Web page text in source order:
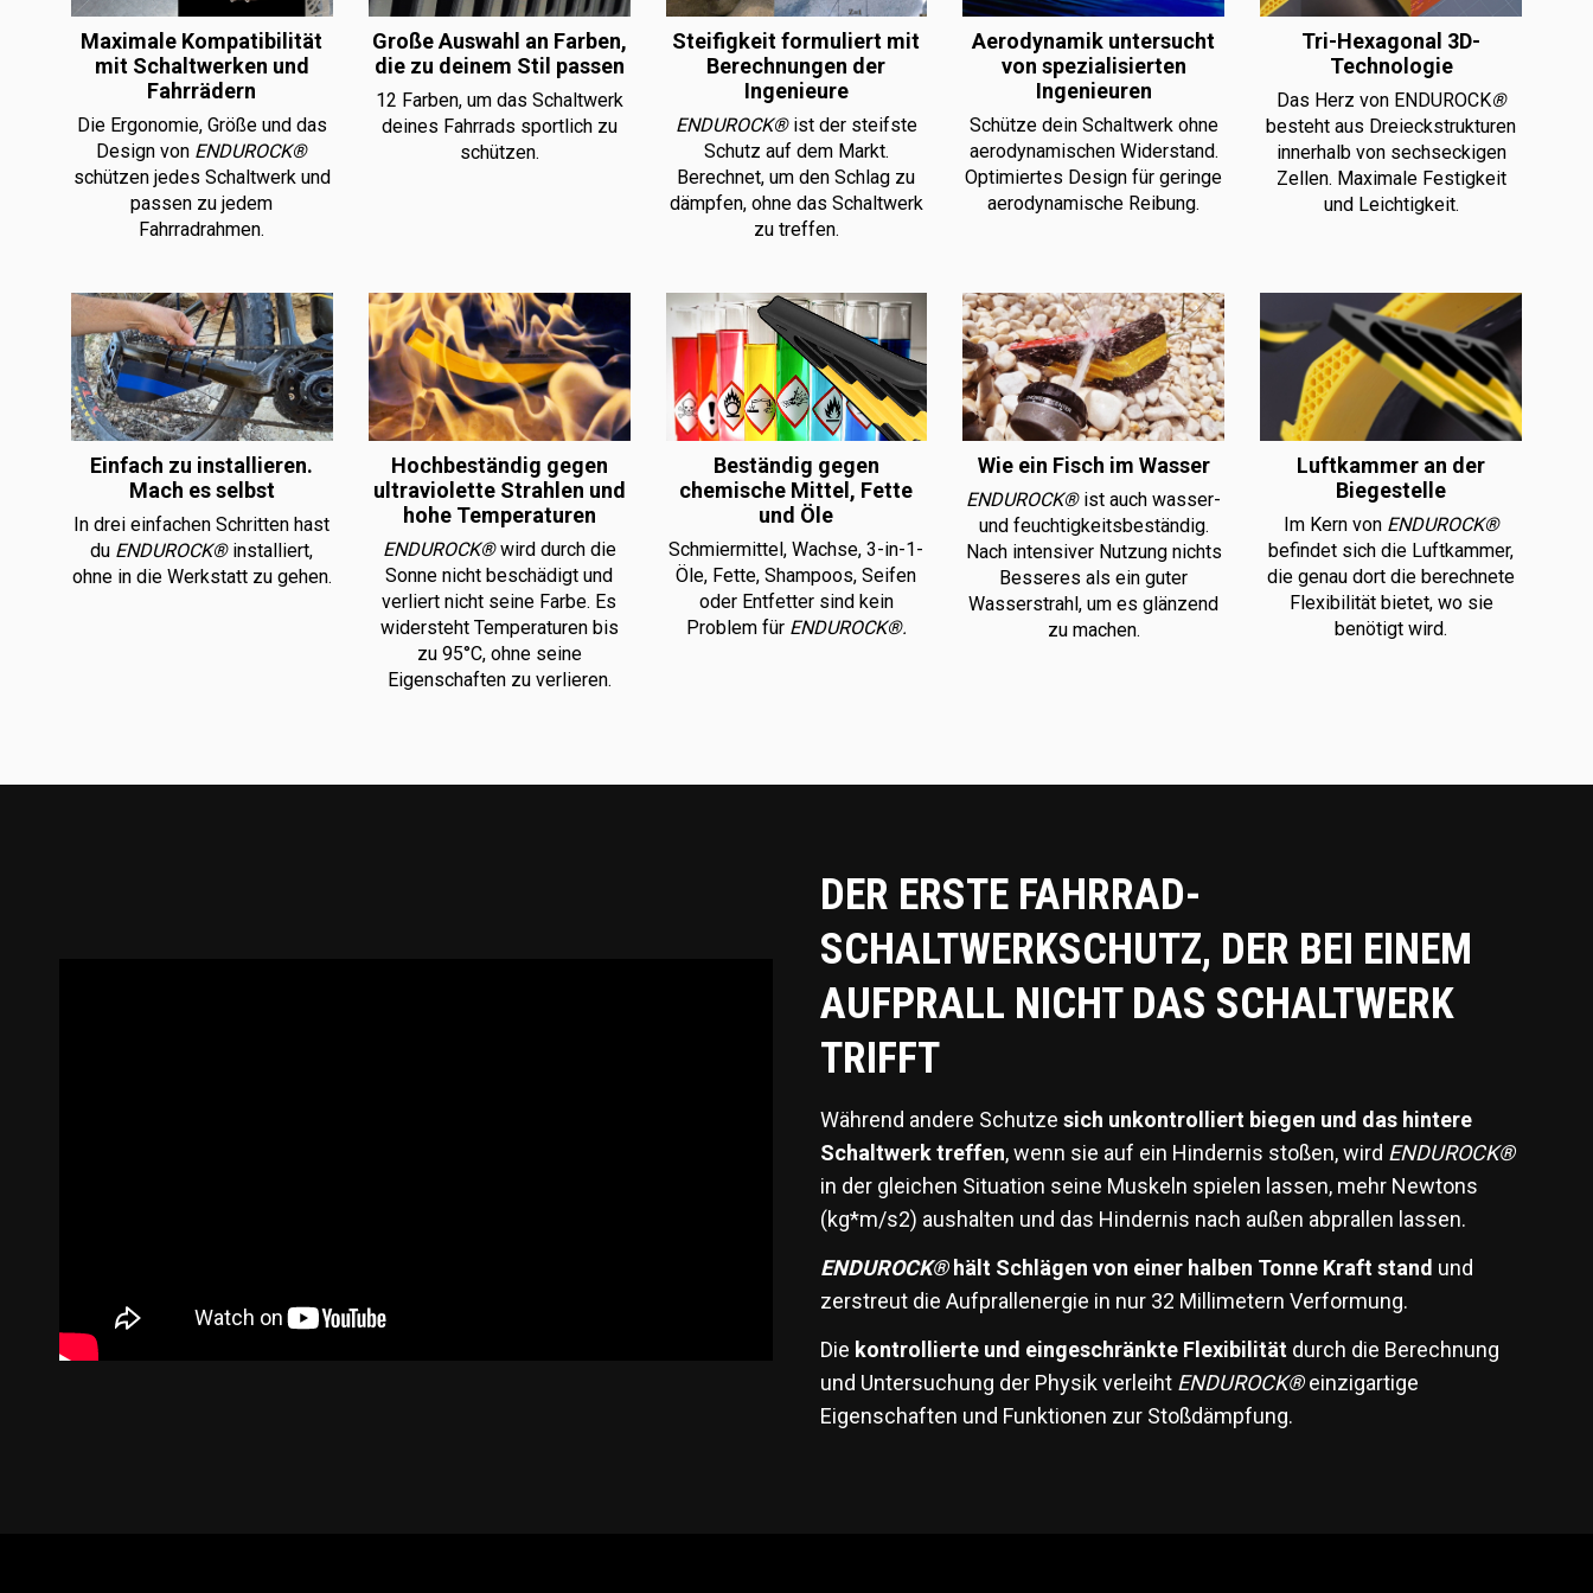
Maximale Kompatibilität
mit Schaltwerken und
Fahrrädern
Die Ergonomie, Größe und das
Design von ENDUROCK®
schützen jedes Schaltwerk und
passen zu jedem
Fahrradrahmen.
Große Auswahl an Farben,
die zu deinem Stil passen
12 Farben, um das Schaltwerk
deines Fahrrads sportlich zu
schützen.
Steifigkeit formuliert mit
Berechnungen der
Ingenieure
ENDUROCK®ist der steifste
Schutz auf dem Markt.
Berechnet, um den Schlag zu
dämpfen, ohne das Schaltwerk
zu treffen.
Aerodynamik untersucht
von spezialisierten
Ingenieuren
Schütze dein Schaltwerk ohne
aerodynamischen Widerstand.
Optimiertes Design für geringe
aerodynamische Reibung.
Tri-Hexagonal 3D-
Technologie
Das Herz von ENDUROCK®
besteht aus Dreieckstrukturen
innerhalb von sechseckigen
Zellen. Maximale Festigkeit
und Leichtigkeit.
Einfach zu installieren.
Mach es selbst
In drei einfachen Schritten hast
du ENDUROCK®installiert,
ohne in die Werkstatt zu gehen.
Hochbeständig gegen
ultraviolette Strahlen und
hohe Temperaturen
ENDUROCK®wird durch die
Sonne nicht beschädigt und
verliert nicht seine Farbe. Es
widersteht Temperaturen bis
zu 95°C, ohne seine
Eigenschaften zu verlieren.
Beständig gegen
chemische Mittel, Fette
und Öle
Schmiermittel, Wachse, 3-in-1-
Öle, Fette, Shampoos, Seifen
oder Entfetter sind kein
Problem für ENDUROCK®.
Wie ein Fisch im Wasser
ENDUROCK®ist auch wasser-
und feuchtigkeitsbeständig.
Nach intensiver Nutzung nichts
Besseres als ein guter
Wasserstrahl, um es glänzend
zu machen.
Luftkammer an der
Biegestelle
Im Kern von ENDUROCK®
befindet sich die Luftkammer,
die genau dort die berechnete
Flexibilität bietet, wo sie
benötigt wird.
DER ERSTE FAHRRAD-
SCHALTWERKSCHUTZ, DER BEI EINEM
AUFPRALL NICHT DAS SCHALTWERK
TRIFFT
Während andere Schutze sich unkontrolliert biegen und das hintere
Schaltwerk treffen, wenn sie auf ein Hindernis stoßen, wird ENDUROCK®
in der gleichen Situation seine Muskeln spielen lassen, mehr Newtons
(kg*m/s2) aushalten und das Hindernis nach außen abprallen lassen.
ENDUROCK®hält Schlägen von einer halben Tonne Kraft stand und
zerstreut die Aufprallenergie in nur 32 Millimetern Verformung.
Die kontrollierte und eingeschränkte Flexibilität durch die Berechnung
und Untersuchung der Physik verleiht ENDUROCK®einzigartige
Eigenschaften und Funktionen zur Stoßdämpfung.